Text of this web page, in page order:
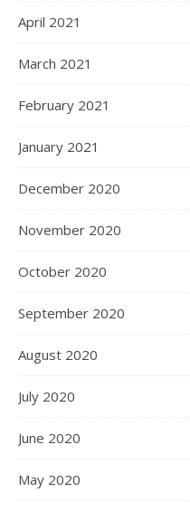
April 2021
March 2021
February 2021
January 2021
December 2020
November 2020
October 2020
September 2020
August 2020
July 2020
June 2020
May 2020